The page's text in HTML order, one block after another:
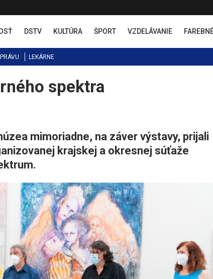
DSTV KULTÚRA ŠPORT VZDELÁVANIE
LEKÁRNE
spektra
mimoriadne, na záver výstavy, prijali
krajskej a okresnej súťaže